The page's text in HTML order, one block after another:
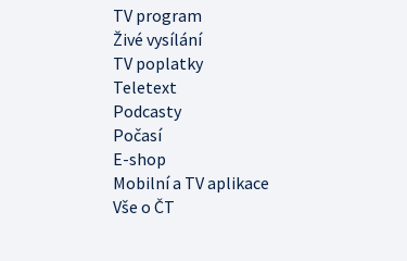
TV program
Živé vysílání
TV poplatky
Teletext
Podcasty
Počasí
E-shop
Mobilní a TV aplikace
Vše o ČT